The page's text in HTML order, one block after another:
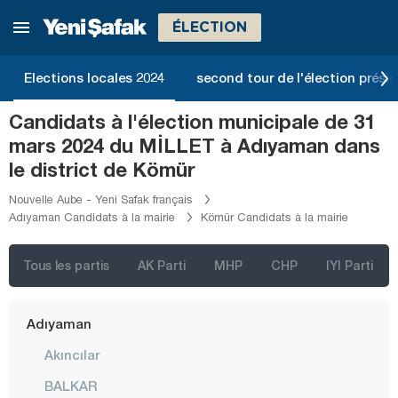
ÉLECTION
Elections locales 2024 second tour de l'élection
Candidats à l'élection municipale de 31
mars 2024 du MİLLET à Adıyaman dans
le district de Kömür
Nouvelle Aube - Yeni Safak français
Adıyaman Candidats à la mairie
Kömür Candidats à la mairie
Tous les partis AK Parti MHP CHP IYI Parti
İstanbul
Ankara
Adana
Adıyaman
Akıncılar
BALKAR